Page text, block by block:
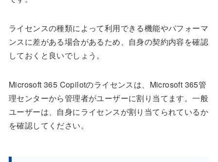
ライセンスの種類によって利用できる機能やパフォーマ
ンスに差がある場合があるため、自身の契約内容を確認
しておくと良いでしょう。
Microsoft 365 Copilotのライセンスは、Microsoft 365管
理センターから管理者がユーザーに割り当てます。一般
ユーザーは、自身にライセンスが割り当てられているか
を確認してください。